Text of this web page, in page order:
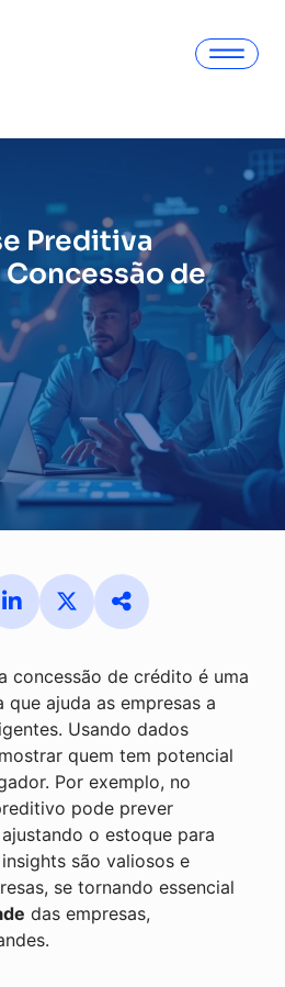
Preditiva
de
concessão de crédito é uma
ajuda as empresas a
Usando dados
quem tem potencial
Por exemplo, no
pode prever
o estoque para
são valiosos e
se tornando essencial
das empresas,